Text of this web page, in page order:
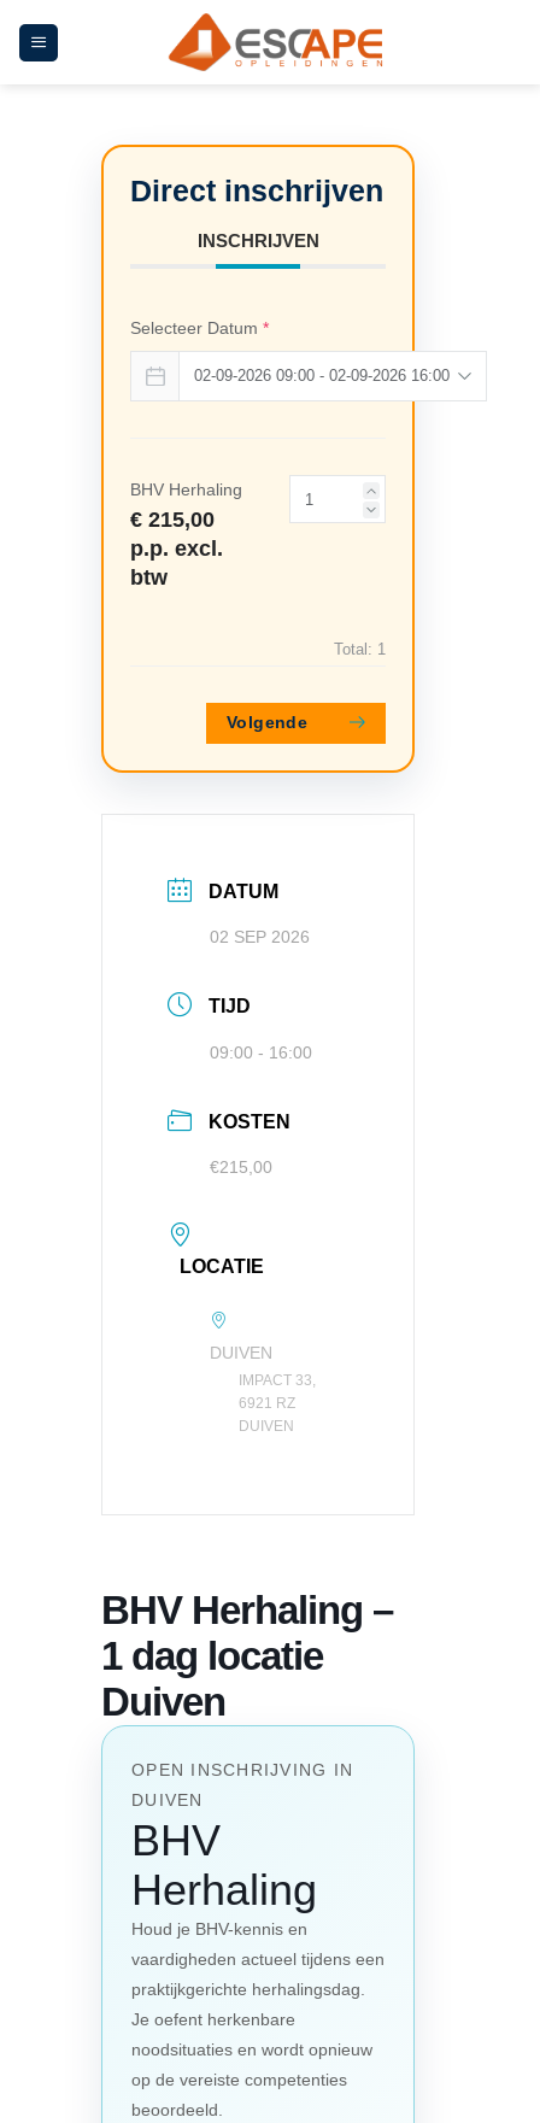
naar
BHV Herhaling –
1 dag locatie
Duiven
OPEN INSCHRIJVING IN
DUIVEN
BHV
Herhaling
Houd je BHV-kennis en
vaardigheden actueel tijdens een
praktijkgerichte herhalingsdag.
Je oefent herkenbare
noodsituaties en wordt opnieuw
op de vereiste competenties
beoordeeld.
DATUM
02 SEP 2026
TIJD
09:00 - 16:00
KOSTEN
€215,00
LOCATIE
DUIVEN
IMPACT 33,
6921 RZ
DUIVEN
INSCHRIJVEN
Selecteer Datum *
BHV Herhaling
€ 215,00
p.p. excl.
btw
Total: 1
Volgende